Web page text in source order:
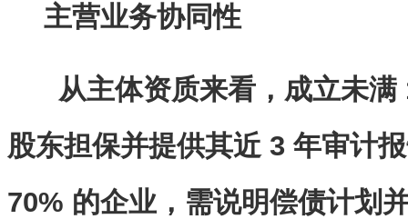
主营业务协同性
从主体资质来看，成立未
股东担保并提供其近 3 年审计
70% 的企业，需说明偿债计划